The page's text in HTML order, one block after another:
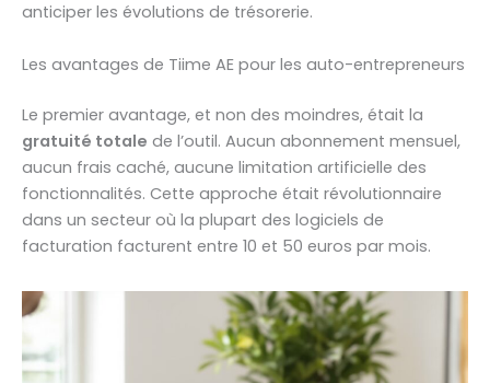
anticiper les évolutions de trésorerie.
Les avantages de Tiime AE pour les auto-entrepreneurs
Le premier avantage, et non des moindres, était la
gratuité totale de l’outil. Aucun abonnement mensuel,
aucun frais caché, aucune limitation artificielle des
fonctionnalités. Cette approche était révolutionnaire
dans un secteur où la plupart des logiciels de
facturation facturent entre 10 et 50 euros par mois.